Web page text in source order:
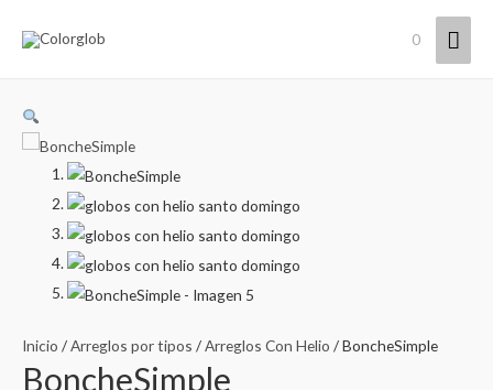
0
Inicio /Arreglos por tipos /Arreglos Con Helio / BoncheSimple
BoncheSimple